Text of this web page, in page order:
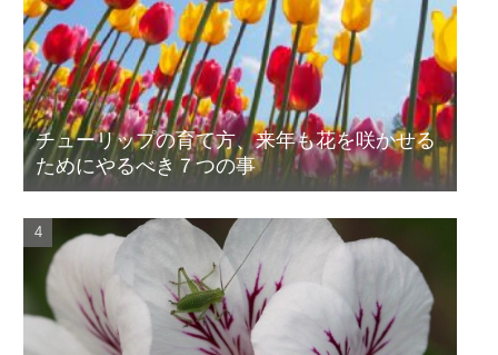
チューリップの育て方、来年も花を咲かせる
ためにやるべき７つの事